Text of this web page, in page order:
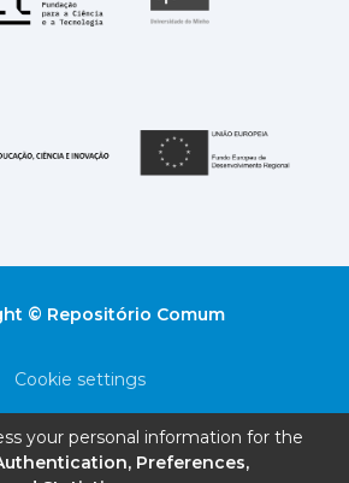
República Portuguesa
© Repositório Comum
Cookie settings
User Agreement
your personal information for the
Preferences,